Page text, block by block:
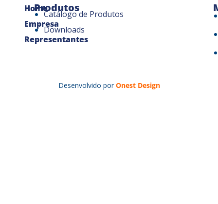
Home
Empresa
Representantes
Produtos
Catálogo de Produtos
Downloads
Desenvolvido por Onest Design